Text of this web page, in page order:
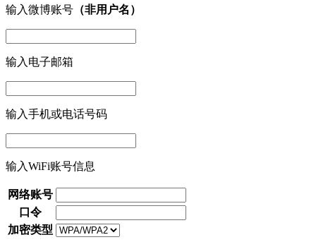
输入微博账号 （非用户名）
输入电子邮箱
输入手机或电话号码
输入WiFi账号信息
网络账号
口令
加密类型